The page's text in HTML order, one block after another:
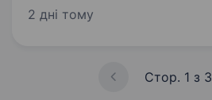
з першого робочого дня Своєчасну оплату
2 дні тому
Стор. 1 з 3